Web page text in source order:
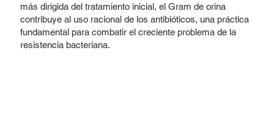
más dirigida del tratamiento inicial, el Gram de orina
contribuye al uso racional de los antibióticos, una práctica
fundamental para combatir el creciente problema de la
resistencia bacteriana.